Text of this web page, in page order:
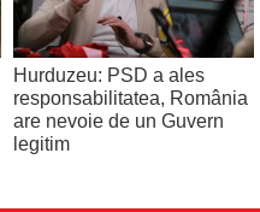
Hurduzeu: PSD a ales
responsabilitatea, România
are nevoie de un Guvern
legitim